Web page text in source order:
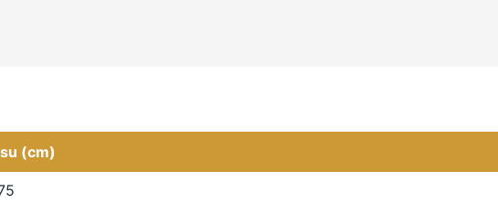
(cm)